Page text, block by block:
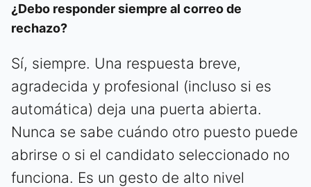
¿Debo responder siempre al correo de
rechazo?
Sí, siempre. Una respuesta breve,
agradecida y profesional (incluso si es
automática) deja una puerta abierta.
Nunca se sabe cuándo otro puesto puede
abrirse o si el candidato seleccionado no
funciona. Es un gesto de alto nivel